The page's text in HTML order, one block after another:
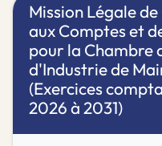
Mission Légale
aux Comptes et
pour la Chambre
d'Industrie de
(Exercices
2026 à 2031)